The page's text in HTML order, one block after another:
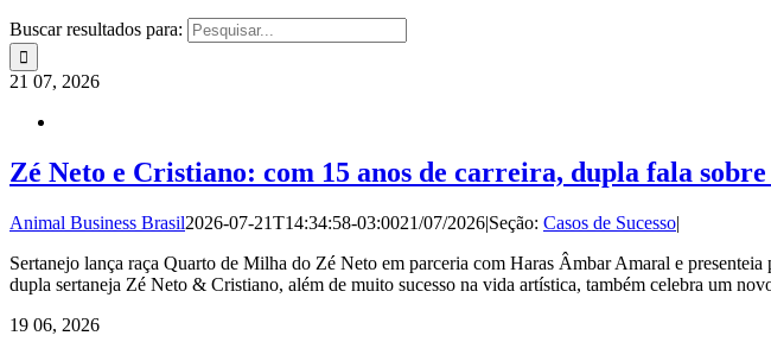
Buscar resultados para:
21 07, 2026
Zé Neto e Cristiano: com 15 anos de carreira, dupla fala
Animal Business Brasil2026-07-21T14:34:58-03:0021/07/2026|Seção: Casos de Sucesso|
Sertanejo lança raça Quarto de Milha do Zé Neto em parceria com Haras Âmbar Amaral e
dupla sertaneja Zé Neto & Cristiano, além de muito sucesso na vida artística, também celebra um
19 06, 2026